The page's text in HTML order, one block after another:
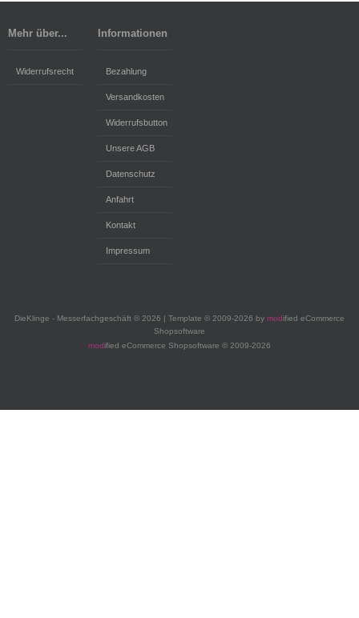
Mehr über...
Widerrufsrecht
Informationen
Bezahlung
Versandkosten
Widerrufsbutton
Unsere AGB
Datenschutz
Anfahrt
Kontakt
Impressum
DieKlinge - Messerfachgeschäft © 2026 | Template © 2009-2026 by modified eCommerce
Shopsoftware
modified eCommerce Shopsoftware © 2009-2026